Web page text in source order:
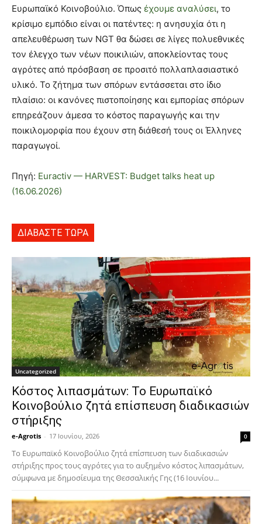
Ευρωπαϊκό Κοινοβούλιο. Όπως έχουμε αναλύσει, το
κρίσιμο εμπόδιο είναι οι πατέντες: η ανησυχία ότι η
απελευθέρωση των NGT θα δώσει σε λίγες πολυεθνικές
τον έλεγχο των νέων ποικιλιών, αποκλείοντας τους
αγρότες από πρόσβαση σε προσιτό πολλαπλασιαστικό
υλικό. Το ζήτημα των σπόρων εντάσσεται στο ίδιο
πλαίσιο: οι κανόνες πιστοποίησης και εμπορίας σπόρων
επηρεάζουν άμεσα το κόστος παραγωγής και την
ποικιλομορφία που έχουν στη διάθεσή τους οι Έλληνες
παραγωγοί.
Πηγή: Euractiv — HARVEST: Budget talks heat up
(16.06.2026)
ΔΙΑΒΑΣΤΕ ΤΩΡΑ
Uncategorized
Κόστος λιπασμάτων: Το Ευρωπαϊκό
Κοινοβούλιο ζητά επίσπευση διαδικασιών
στήριξης
e-Agrotis - 17 Ιουνίου, 2026 0
Το Ευρωπαϊκό Κοινοβούλιο ζητά επίσπευση των διαδικασιών
στήριξης προς τους αγρότες για το αυξημένο κόστος λιπασμάτων,
σύμφωνα με δημοσίευμα της Θεσσαλικής Γης (16 Ιουνίου...